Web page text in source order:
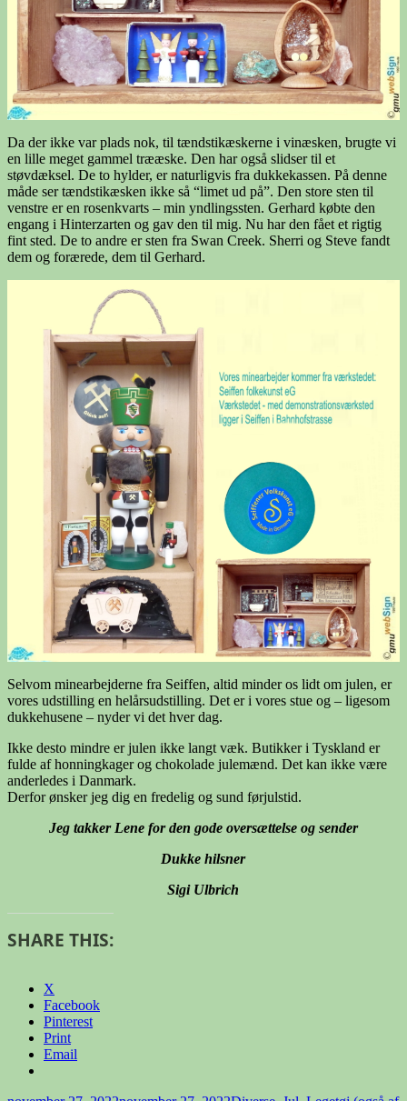
Da der ikke var plads nok, til tændstikæskerne i vinæsken, brugte vi
en lille meget gammel trææske. Den har også slidser til et
støvdæksel. De to hylder, er naturligvis fra dukkekassen. På denne
måde ser tændstikæsken ikke så “limet ud på”. Den store sten til
venstre er en rosenkvarts – min yndlingssten. Gerhard købte den
engang i Hinterzarten og gav den til mig. Nu har den fået et rigtig
fint sted. De to andre er sten fra Swan Creek. Sherri og Steve fandt
dem og forærede, dem til Gerhard.
Selvom minearbejderne fra Seiffen, altid minder os lidt om julen, er
vores udstilling en helårsudstilling. Det er i vores stue og – ligesom
dukkehusene – nyder vi det hver dag.
Ikke desto mindre er julen ikke langt væk. Butikker i Tyskland er
fulde af honningkager og chokolade julemænd. Det kan ikke være
anderledes i Danmark.
Derfor ønsker jeg dig en fredelig og sund førjulstid.
Jeg takker Lene for den gode oversættelse og sender
Dukke hilsner
Sigi Ulbrich
SHARE THIS:
X
Facebook
Pinterest
Print
Email